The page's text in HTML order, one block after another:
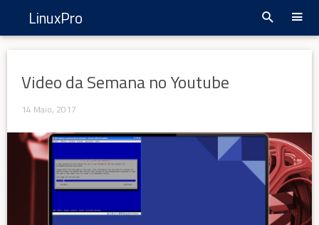
LinuxPro
Video da Semana no Youtube
14 Maio, 2017